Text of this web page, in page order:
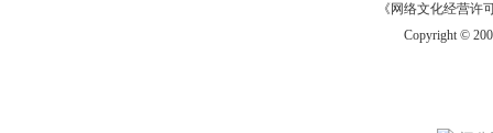
《网络文化经营许
Copyright ©